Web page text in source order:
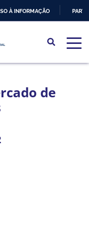
À INFORMAÇÃO
de